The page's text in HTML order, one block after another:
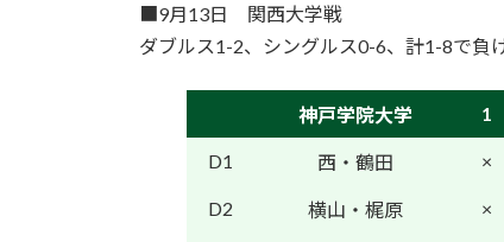
■9月13日 関西大学戦
ダブルス1-2、シングルス0-6、計1-8で負
神戸学院大学 1
D1 西・鶴田 ×
D2 横山・梶原 ×